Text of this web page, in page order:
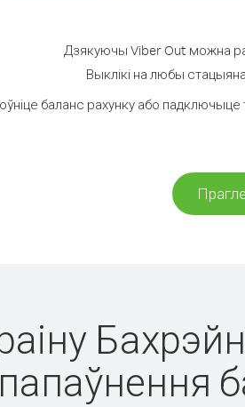
Дзякуючы Viber Out можна
Выклікі на любы
баланс рахунку або падключыце